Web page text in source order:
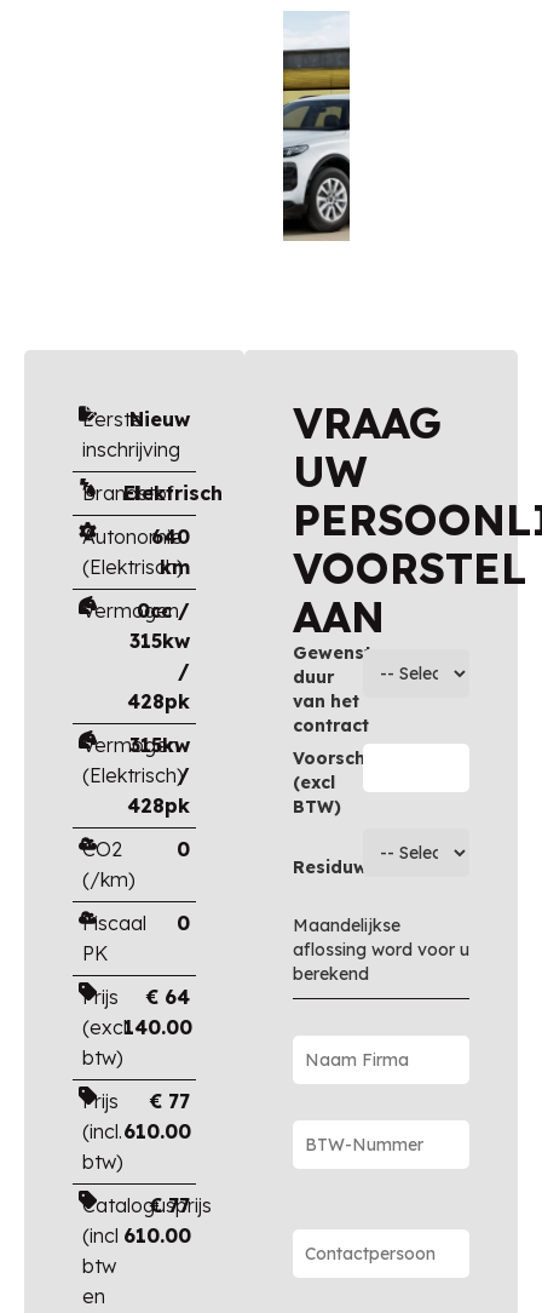
Eerste
inschrijving
Nieuw
Brandstof
Elektrisch
Autonomie
(Elektrisch)
640
km
Vermogen
0cc /
315kw
/
428pk
Vermogen
(Elektrisch)
315kw
/
428pk
CO2
(/km)
0
Fiscaal
PK
0
Prijs
(excl.
btw)
€ 64
140.00
Prijs
(incl.
btw)
€ 77
610.00
Catalogusprijs
(incl
btw
en
€77
610.00
VRAAG
UW
VOORSTEL
AAN
Gewenste
duur
van het
contract
Voorschot
(excl
BTW)
Residuwaarde
Maandelijkse
aflossing word voor u
berekend